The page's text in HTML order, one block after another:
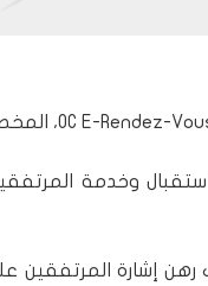
وخدمة
إشارة المرتفقين على